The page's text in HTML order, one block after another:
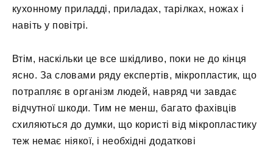
кухонному приладді, приладах, тарілках, ножах і
навіть у повітрі.
Втім, наскільки це все шкідливо, поки не до кінця
ясно. За словами ряду експертів, мікропластик, що
потрапляє в організм людей, навряд чи завдає
відчутної шкоди. Тим не менш, багато фахівців
схиляються до думки, що користі від мікропластику
теж немає ніякої, і необхідні додаткові